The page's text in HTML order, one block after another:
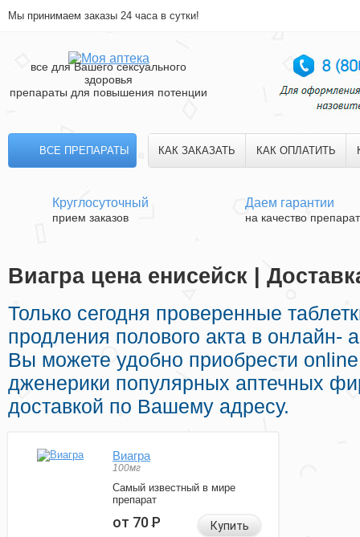
Мы принимаем заказы 24 часа в сутки!
все для Вашего сексуального
здоровья
препараты для повышения потенции
ВСЕ ПРЕПАРАТЫ КАК ЗАКАЗАТЬ КАК ОПЛАТИТЬ
Круглосуточный
прием заказов
Даем гарантии
на качество
Виагра цена енисейск |
Только сегодня проверенные
продления полового акта в онлайн-
Вы можете удобно приобрести
дженерики популярных аптечных
доставкой по Вашему адресу.
Виагра
100мг
Самый известный в мире
препарат
от 70Р Купить